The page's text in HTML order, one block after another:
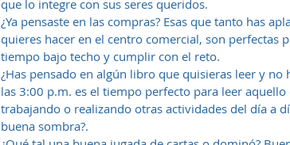
que lo integre con sus seres queridos.
¿Ya pensaste en las compras? Esas que tanto has
quieres hacer en el centro comercial, son perfectas
tiempo bajo techo y cumplir con el reto.
¿Has pensado en algún libro que quisieras leer y no
las 3:00 p.m. es el tiempo perfecto para leer
trabajando o realizando otras actividades del día a
buena sombra?.